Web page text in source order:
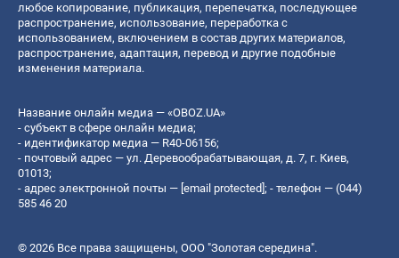
любое копирование, публикация, перепечатка, последующее
распространение, использование, переработка с
использованием, включением в состав других материалов,
распространение, адаптация, перевод и другие подобные
изменения материала.
Название онлайн медиа — «OBOZ.UA»
- субъект в сфере онлайн медиа;
- идентификатор медиа — R40-06156;
- почтовый адрес — ул. Деревообрабатывающая, д. 7, г. Киев,
01013;
- адрес электронной почты — [email protected]; - телефон — (044)
585 46 20
© 2026 Все права защищены, ООО "Золотая середина".